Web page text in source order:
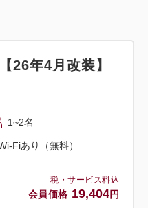
税・サービス料込
会員価格 19,404円
26年4月改装】
1~2名
Fiあり（無料）